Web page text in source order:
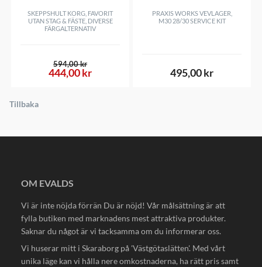
SKEPPSHULT KORG, FAVORIT
UTAN STAG & FÄSTE, DIVERSE
FÄRGALTERNATIV
444,00 kr
594,00 kr
PRAXIS WORKS VEVLAGER,
M30 28/30 SERVICE KIT
495,00 kr
Tillbaka
OM EVALDS
Vi är inte nöjda förrän Du är nöjd! Vår målsättning är att
fylla butiken med marknadens mest attraktiva produkter.
Saknar du något är vi tacksamma om du informerar oss.
Vi huserar mitt i Skaraborg på 'Västgötaslätten'. Med vårt
unika läge kan vi hålla nere omkostnaderna, ha rätt pris samt